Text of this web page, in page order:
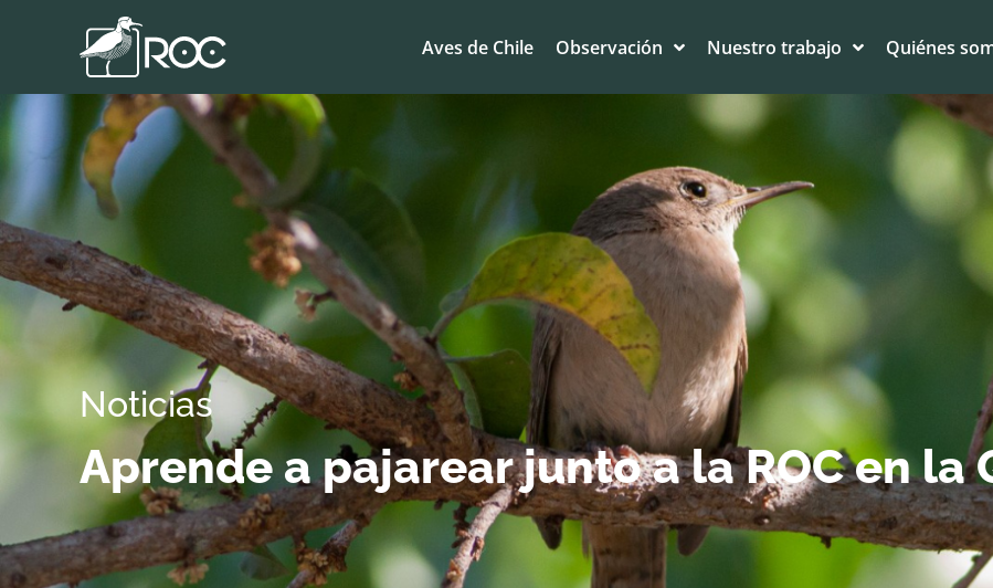
Aves de Chile Observación Nuestro trabajo Quiénes
Noticias
Aprende a pajarear junto a la ROC en la